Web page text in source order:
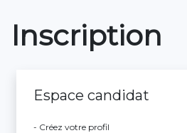
Inscription
Espace candidat
- Créez votre profil